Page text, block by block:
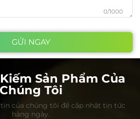
0/1000
GỬI NGAY
Sản Phẩm Của
Chúng Tôi
của chúng tôi để cập nhật tin tức
hàng ngày.